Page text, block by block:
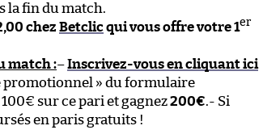
la fin du match.
chez Betclicqui vous offre votre 1er
match :–Inscrivez-vous en cliquant ici
promotionnel » du formulaire
sur ce pari et gagnez200€.- Si
en paris gratuits !